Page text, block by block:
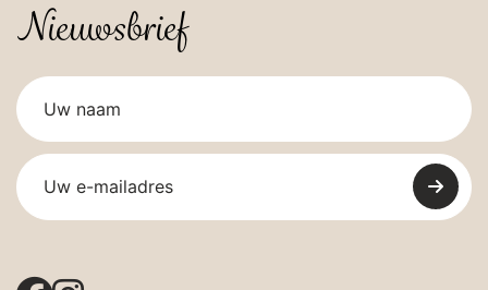
Nieuwsbrief